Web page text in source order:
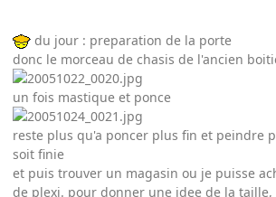
du jour : preparation de la porte
donc le morceau de chasis de l'ancien
un fois mastique et ponce
reste plus qu'a poncer plus fin et peindre
soit finie
et puis trouver un magasin ou je puisse
de plexi. pour donner une idee de la